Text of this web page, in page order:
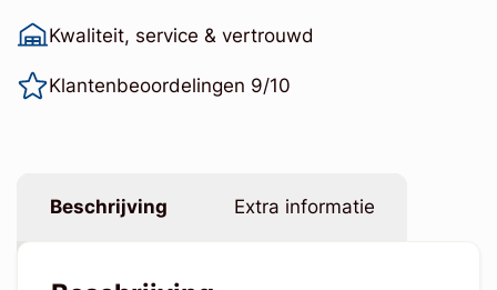
Kwaliteit, service & vertrouwd
Klantenbeoordelingen 9/10
Beschrijving Extra informatie